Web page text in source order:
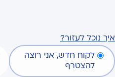
איך נוכל לעזור?
לקוח חדש, אני רוצה
להצטרף